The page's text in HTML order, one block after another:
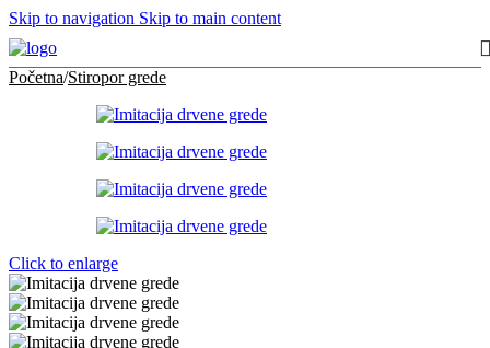
Skip to navigation Skip to main content
Početna/Stiropor grede
Click to enlarge